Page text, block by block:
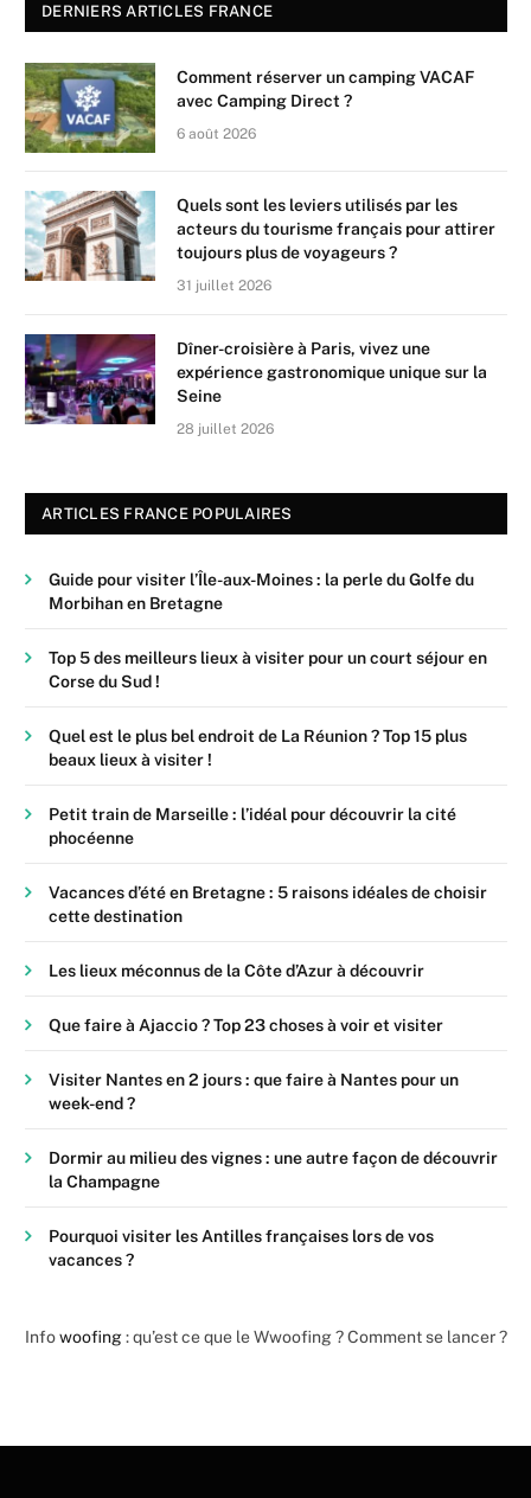
DERNIERS ARTICLES FRANCE
Comment réserver un camping VACAF
avec Camping Direct ?
6 août 2026
Quels sont les leviers utilisés par les
acteurs du tourisme français pour attirer
toujours plus de voyageurs ?
31 juillet 2026
Dîner-croisière à Paris, vivez une
expérience gastronomique unique sur la
Seine
28 juillet 2026
ARTICLES FRANCE POPULAIRES
Guide pour visiter l’Île-aux-Moines : la perle du Golfe du
Morbihan en Bretagne
Top 5 des meilleurs lieux à visiter pour un court séjour en
Corse du Sud !
Quel est le plus bel endroit de La Réunion ? Top 15 plus
beaux lieux à visiter !
Petit train de Marseille : l’idéal pour découvrir la cité
phocéenne
Vacances d’été en Bretagne : 5 raisons idéales de choisir
cette destination
Les lieux méconnus de la Côte d’Azur à découvrir
Que faire à Ajaccio ? Top 23 choses à voir et visiter
Visiter Nantes en 2 jours : que faire à Nantes pour un
week-end ?
Dormir au milieu des vignes : une autre façon de découvrir
la Champagne
Pourquoi visiter les Antilles françaises lors de vos
vacances ?
Infowoofing: qu’est ce que le Wwoofing ? Comment se lancer ?